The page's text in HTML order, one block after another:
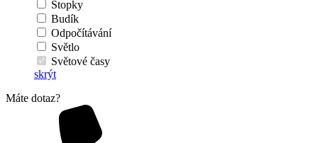
Stopky
Budík
Odpočítávání
Světlo
Světové časy
skrýt
Máte dotaz?